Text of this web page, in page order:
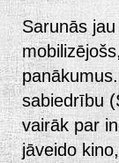
Sarunās
sabiedrību
vairāk par
jāveido